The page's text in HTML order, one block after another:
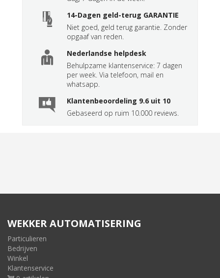
14-Dagen geld-terug GARANTIE
Niet goed, geld terug garantie. Zonder
opgaaf van reden.
Nederlandse helpdesk
Behulpzame klantenservice: 7 dagen
per week. Via telefoon, mail en
whatsapp.
Klantenbeoordeling 9.6 uit 10
Gebaseerd op ruim 10.000 reviews.
WEKKER AUTOMATISERING
Particulieren
Bedrijven
Winkel
Klantenservice